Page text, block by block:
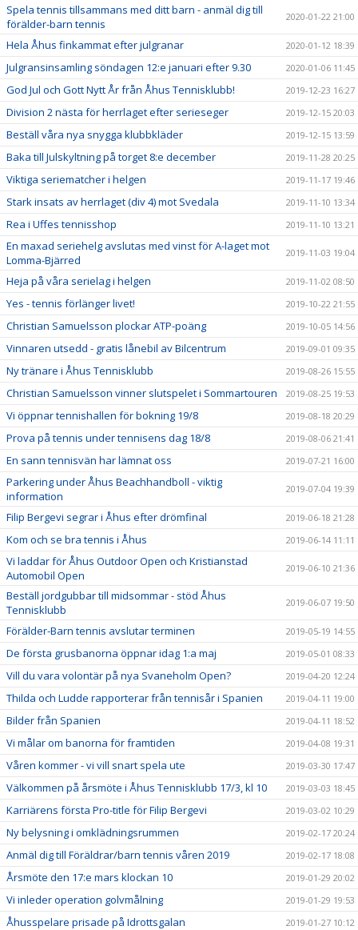
Spela tennis tillsammans med ditt barn - anmäl dig till
förälder-barn tennis
2020-01-22 21:00
Hela Åhus finkammat efter julgranar 2020-01-12 18:39
Julgransinsamling söndagen 12:e januari efter 9.30 2020-01-06 11:45
God Jul och Gott Nytt År från Åhus Tennisklubb! 2019-12-23 16:27
Division 2 nästa för herrlaget efter serieseger 2019-12-15 20:03
Beställ våra nya snygga klubbkläder 2019-12-15 13:59
Baka till Julskyltning på torget 8:e december 2019-11-28 20:25
Viktiga seriematcher i helgen 2019-11-17 19:46
Stark insats av herrlaget (div 4) mot Svedala 2019-11-10 13:34
Rea i Uffes tennisshop 2019-11-10 13:21
En maxad seriehelg avslutas med vinst för A-laget mot
Lomma-Bjärred
2019-11-03 19:04
Heja på våra serielag i helgen 2019-11-02 08:50
Yes - tennis förlänger livet! 2019-10-22 21:55
Christian Samuelsson plockar ATP-poäng 2019-10-05 14:56
Vinnaren utsedd - gratis lånebil av Bilcentrum 2019-09-01 09:35
Ny tränare i Åhus Tennisklubb 2019-08-26 15:55
Christian Samuelsson vinner slutspelet i Sommartouren 2019-08-25 19:53
Vi öppnar tennishallen för bokning 19/8 2019-08-18 20:29
Prova på tennis under tennisens dag 18/8 2019-08-06 21:41
En sann tennisvän har lämnat oss 2019-07-21 16:00
Parkering under Åhus Beachhandboll - viktig
information
2019-07-04 19:39
Filip Bergevi segrar i Åhus efter drömfinal 2019-06-18 21:28
Kom och se bra tennis i Åhus 2019-06-14 11:11
Vi laddar för Åhus Outdoor Open och Kristianstad
Automobil Open
2019-06-10 21:36
Beställ jordgubbar till midsommar - stöd Åhus
Tennisklubb
2019-06-07 19:50
Förälder-Barn tennis avslutar terminen 2019-05-19 14:55
De första grusbanorna öppnar idag 1:a maj 2019-05-01 08:33
Vill du vara volontär på nya Svaneholm Open? 2019-04-20 12:24
Thilda och Ludde rapporterar från tennisår i Spanien 2019-04-11 19:00
Bilder från Spanien 2019-04-11 18:52
Vi målar om banorna för framtiden 2019-04-08 19:31
Våren kommer - vi vill snart spela ute 2019-03-30 17:47
Välkommen på årsmöte i Åhus Tennisklubb 17/3, kl 10 2019-03-03 18:45
Karriärens första Pro-title för Filip Bergevi 2019-03-02 10:29
Ny belysning i omklädningsrummen 2019-02-17 20:24
Anmäl dig till Föräldrar/barn tennis våren 2019 2019-02-17 18:08
Årsmöte den 17:e mars klockan 10 2019-01-29 20:02
Vi inleder operation golvmålning 2019-01-29 19:53
Åhusspelare prisade på Idrottsgalan 2019-01-27 10:12